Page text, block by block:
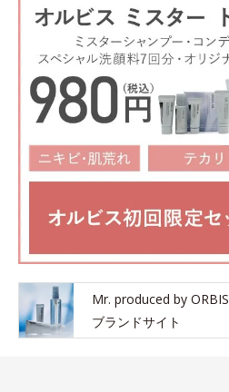
Mr. produced by ORBIS
ブランドサイト